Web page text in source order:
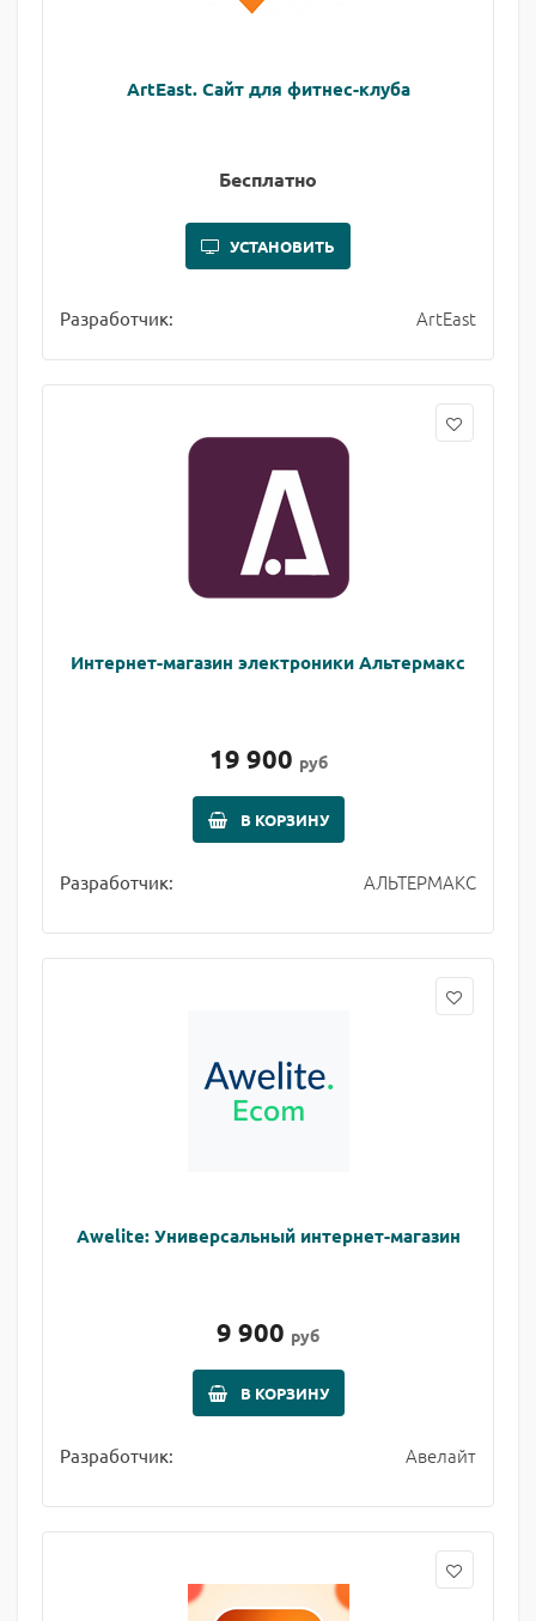
ArtEast. Сайт для фитнес-клуба
Бесплатно
УСТАНОВИТЬ
Разработчик: ArtEast
Интернет-магазин электроники Альтермакс
19 900 руб
В КОРЗИНУ
Разработчик: АЛЬТЕРМАКС
Awelite: Универсальный интернет-магазин
9 900 руб
В КОРЗИНУ
Разработчик: Авелайт